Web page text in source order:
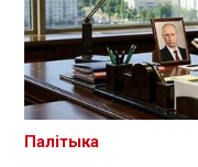
Палітыка